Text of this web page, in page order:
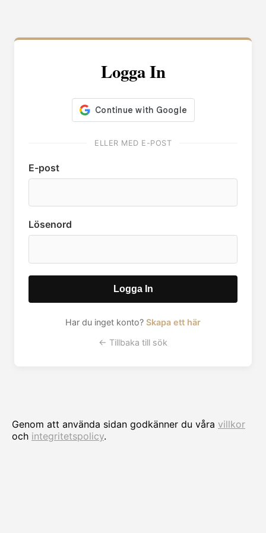
Logga In
ELLER MED E-POST
E-post
Lösenord
Logga In
Har du inget konto? Skapa ett här
← Tillbaka till sök
Genom att använda sidan godkänner du våra villkor
och integritetspolicy.